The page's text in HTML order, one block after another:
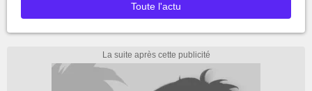
Toute l'actu